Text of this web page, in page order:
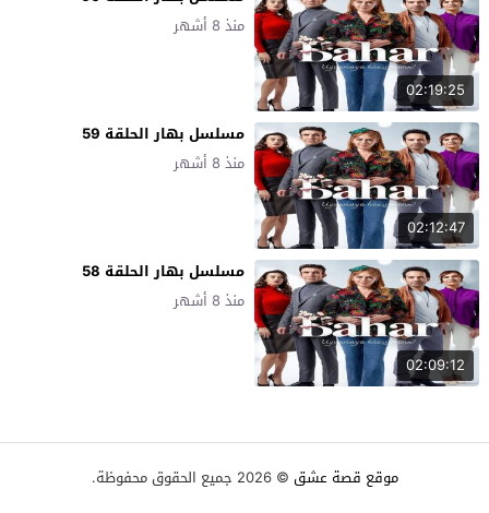
02:19:25
منذ 8 أشهر
02:12:47
مسلسل بهار الحلقة 59
منذ 8 أشهر
02:09:12
مسلسل بهار الحلقة 58
منذ 8 أشهر
موقع قصة عشق © 2026 جميع الحقوق محفوظة.